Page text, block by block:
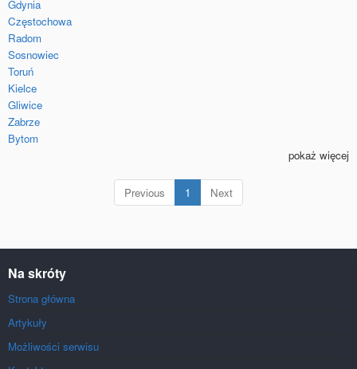
Gdynia
Częstochowa
Radom
Sosnowiec
Toruń
Kielce
Gliwice
Zabrze
Bytom
pokaż więcej
Previous 1 (current)
Next
Na skróty
Strona główna
Artykuły
Możliwości serwisu